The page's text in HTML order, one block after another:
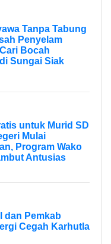
Tanpa Tabung
Penyelam
Bocah
Sungai Siak
untuk Murid SD
Mulai
Program Wako
Antusias
dan Pemkab
Cegah Karhutla